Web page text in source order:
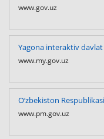
www.gov.uz
Yagona interaktiv
www.my.gov.uz
O‘zbekiston
www.pm.gov.uz